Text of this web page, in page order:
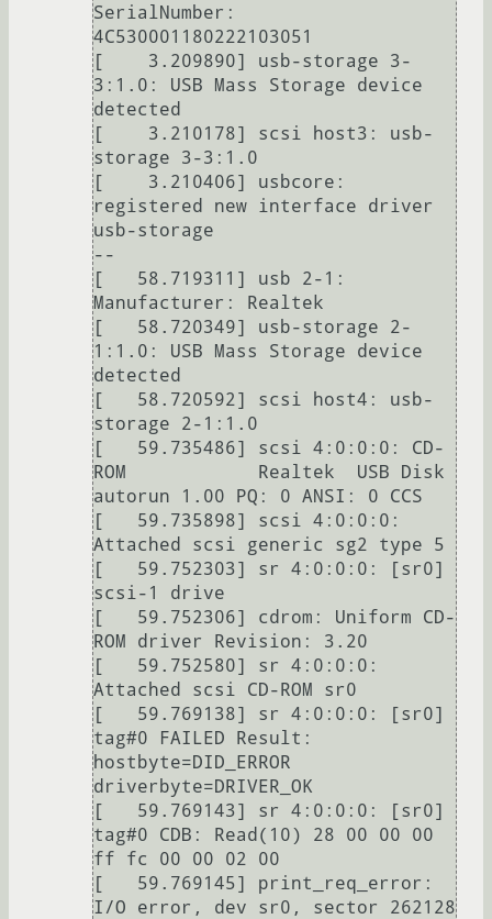
SerialNumber:
4C530001180222103051
[    3.209890] usb-storage 3-
3:1.0: USB Mass Storage device
detected
[    3.210178] scsi host3: usb-
storage 3-3:1.0
[    3.210406] usbcore:
registered new interface driver
usb-storage
--
[   58.719311] usb 2-1:
Manufacturer: Realtek
[   58.720349] usb-storage 2-
1:1.0: USB Mass Storage device
detected
[   58.720592] scsi host4: usb-
storage 2-1:1.0
[   59.735486] scsi 4:0:0:0: CD-
ROM            Realtek  USB Disk
autorun 1.00 PQ: 0 ANSI: 0 CCS
[   59.735898] scsi 4:0:0:0:
Attached scsi generic sg2 type 5
[   59.752303] sr 4:0:0:0: [sr0]
scsi-1 drive
[   59.752306] cdrom: Uniform CD-
ROM driver Revision: 3.20
[   59.752580] sr 4:0:0:0:
Attached scsi CD-ROM sr0
[   59.769138] sr 4:0:0:0: [sr0]
tag#0 FAILED Result:
hostbyte=DID_ERROR
driverbyte=DRIVER_OK
[   59.769143] sr 4:0:0:0: [sr0]
tag#0 CDB: Read(10) 28 00 00 00
ff fc 00 00 02 00
[   59.769145] print_req_error:
I/O error, dev sr0, sector 262128